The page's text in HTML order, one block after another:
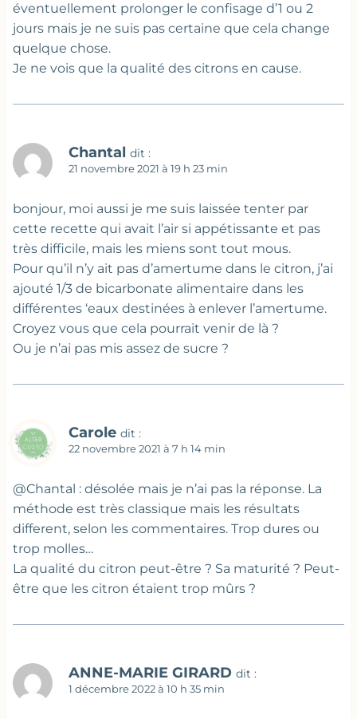
éventuellement prolonger le confisage d’1 ou 2
jours mais je ne suis pas certaine que cela change
quelque chose.
Je ne vois que la qualité des citrons en cause.
Chantal dit :
21 novembre 2021 à 19 h 23 min
bonjour, moi aussi je me suis laissée tenter par
cette recette qui avait l’air si appétissante et pas
très difficile, mais les miens sont tout mous.
Pour qu’il n’y ait pas d’amertume dans le citron, j’ai
ajouté 1/3 de bicarbonate alimentaire dans les
différentes ‘eaux destinées à enlever l’amertume.
Croyez vous que cela pourrait venir de là ?
Ou je n’ai pas mis assez de sucre ?
Carole dit :
22 novembre 2021 à 7 h 14 min
@Chantal : désolée mais je n’ai pas la réponse. La
méthode est très classique mais les résultats
different, selon les commentaires. Trop dures ou
trop molles…
La qualité du citron peut-être ? Sa maturité ? Peut-
être que les citron étaient trop mûrs ?
ANNE-MARIE GIRARD dit :
1 décembre 2022 à 10 h 35 min